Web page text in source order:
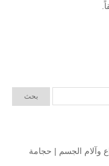
وآلام الجسم | حجامة